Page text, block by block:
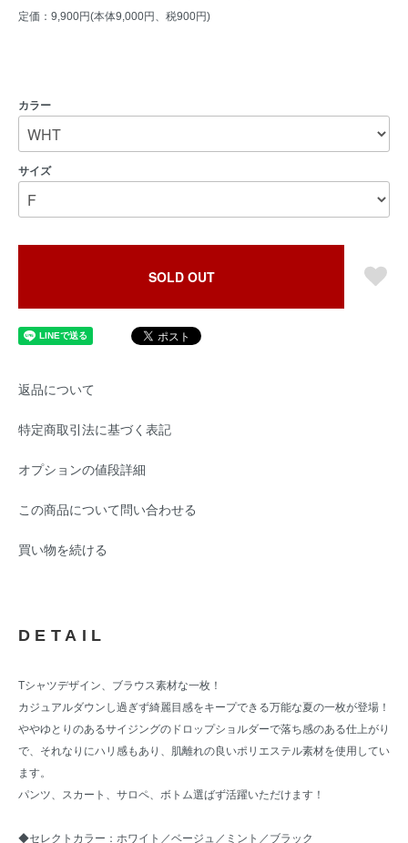
定価：9,900円(本体9,000円、税900円)
カラー
サイズ
SOLD OUT
返品について
特定商取引法に基づく表記
オプションの値段詳細
この商品について問い合わせる
買い物を続ける
DETAIL
Tシャツデザイン、ブラウス素材な一枚！
カジュアルダウンし過ぎず綺麗目感をキープできる万能な夏の一枚が登場！
ややゆとりのあるサイジングのドロップショルダーで落ち感のある仕上がり
で、それなりにハリ感もあり、肌離れの良いポリエステル素材を使用してい
ます。
パンツ、スカート、サロペ、ボトム選ばず活躍いただけます！
◆セレクトカラー：ホワイト／ベージュ／ミント／ブラック